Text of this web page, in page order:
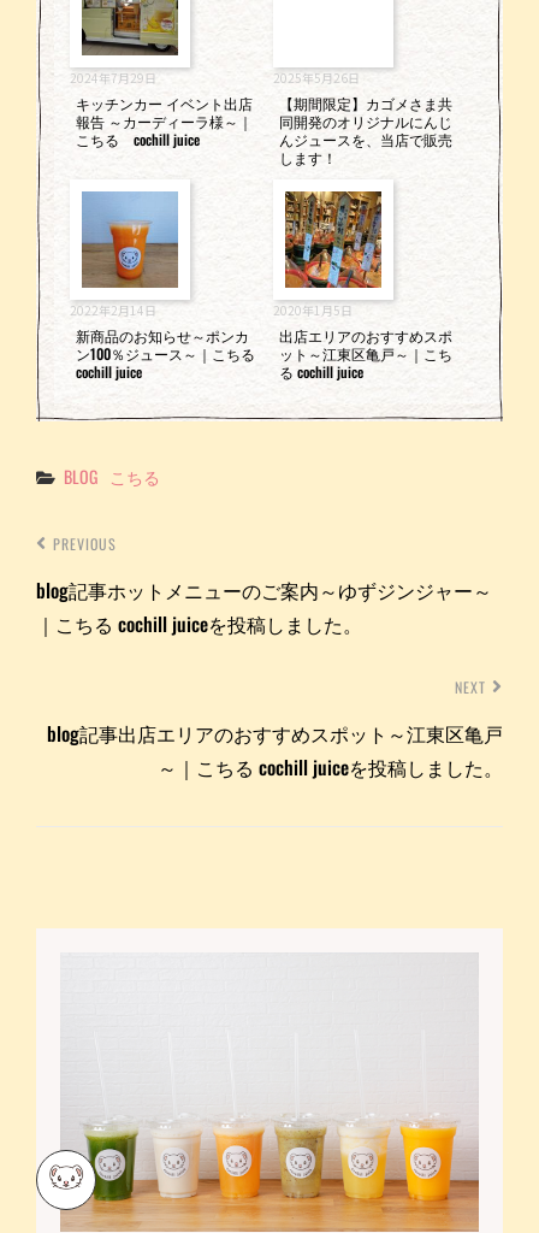
2024年7月29日
キッチンカー イベント出店
報告 ～カーディーラ様～｜
こちる cochill juice
2025年5月26日
【期間限定】カゴメさま共
同開発のオリジナルにんじ
んジュースを、当店で販売
します！
2022年2月14日
新商品のお知らせ～ポンカ
ン100％ジュース～｜こちる
cochill juice
2020年1月5日
出店エリアのおすすめスポ
ット～江東区亀戸～｜こち
る cochill juice
Categories
BLOG こちる
PREVIOUS
blog記事ホットメニューのご案内～ゆずジンジャー～
｜こちる cochill juiceを投稿しました。
NEXT
blog記事出店エリアのおすすめスポット～江東区亀戸
～｜こちる cochill juiceを投稿しました。